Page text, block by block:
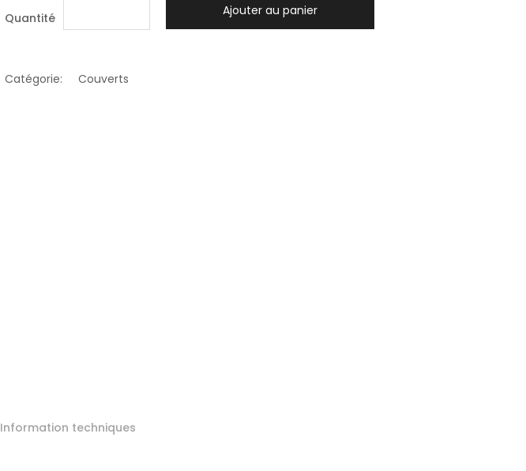
Quantité Ajouter au panier
Catégorie: Couverts
Information techniques